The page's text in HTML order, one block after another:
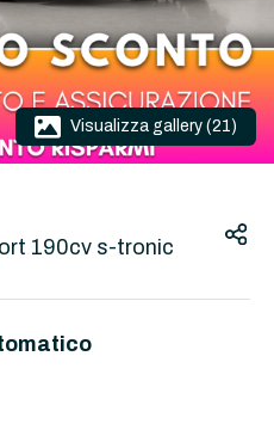
Visualizza gallery (21)
190cv s-tronic